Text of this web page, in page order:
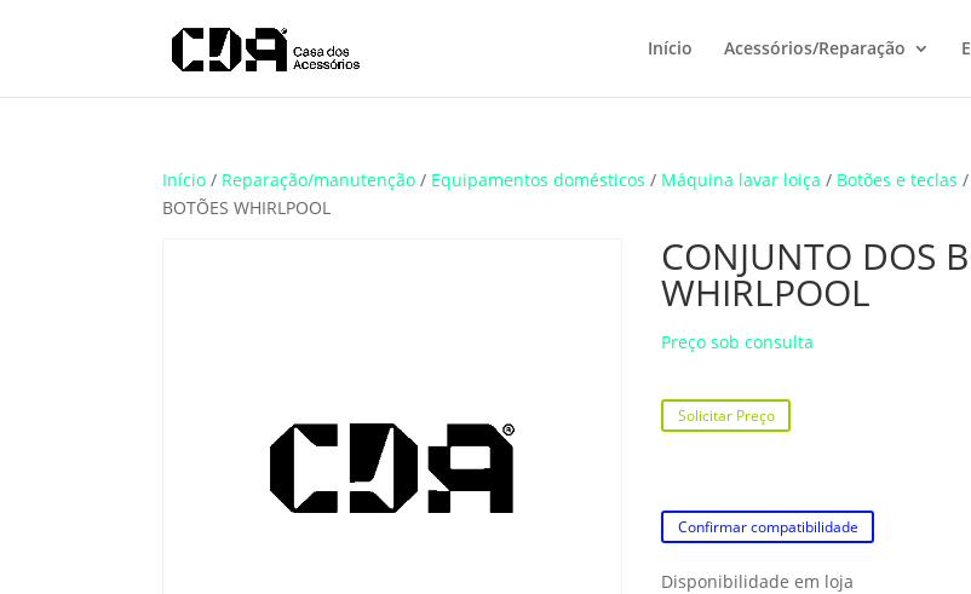
Translate
Início Acessórios/Reparação
Início / Reparação/manutenção / Equipamentos domésticos / Máquina lavar loiça / Botões e teclas /
BOTÕES WHIRLPOOL
CONJUNTO DOS
WHIRLPOOL
Preço sob consulta
Solicitar Preço
Confirmar compatibilidade
Disponibilidade em loja